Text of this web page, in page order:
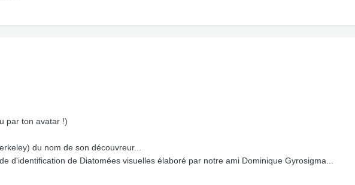
par ton avatar !)
du nom de son découvreur...
d'identification de Diatomées visuelles élaboré par notre ami Dominique Gyrosigma...